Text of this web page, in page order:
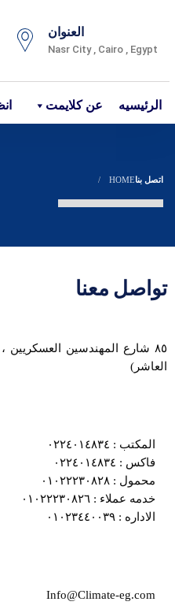
العنوان
Nasr City , Cairo , Egypt
الرئيسيه عن كلايمت
HOMEاتصل بنا
تواصل معنا
٨٥ شارع المهندسين
العاشر)
المكتب : ٠٢٢٤٠١٤٨٣٤
فاكس : ٠٢٢٤٠١٤٨٣٤
محمول : ٠١٠٢٢٢٣٠٨٢٨
خدمه عملاء : ٠١٠٢٢٢٣٠٨٢٦
الاداره : ٠١٠٢٣٤٤٠٠٣٩
Info@Climate-eg.com